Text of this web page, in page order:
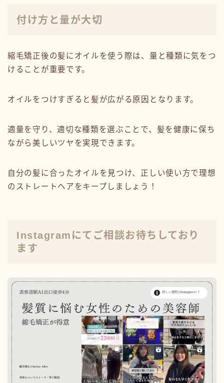
付け方と量が大切
縮毛矯正後の髪にオイルを使う際は、量と種類に気をつ
けることが重要です。
オイルをつけすぎると髪が広がる原因となります。
適量を守り、適切な種類を選ぶことで、髪を健康に保ち
ながら美しいツヤを実現できます。
自分の髪に合ったオイルを見つけ、正しい使い方で理想
のストレートヘアをキープしましょう！
Instagramにてご相談お待ちしており
ます